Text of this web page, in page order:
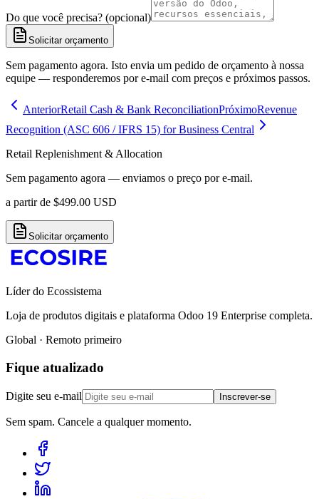
Do que você precisa? (opcional)
Solicitar orçamento
Sem pagamento agora. Isto envia um pedido de orçamento à nossa
equipe — responderemos por e-mail com preços e próximos passos.
AnteriorRetail Cash & Bank ReconciliationPróximoRevenue
Recognition (ASC 606 / IFRS 15) for Business Central
Retail Replenishment & Allocation
Sem pagamento agora — enviamos o preço por e-mail.
a partir de $499.00 USD
Solicitar orçamento
Líder do Ecossistema
Loja de produtos digitais e plataforma Odoo 19 Enterprise completa.
Global · Remoto primeiro
Fique atualizado
Digite seu e-mail Inscrever-se
Sem spam. Cancele a qualquer momento.